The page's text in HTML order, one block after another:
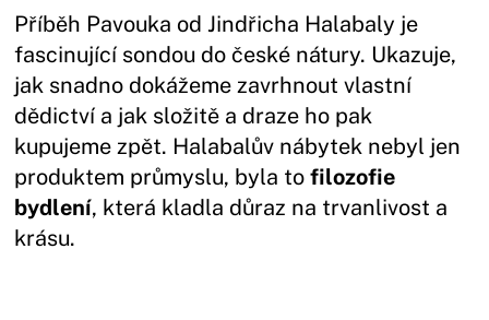
Příběh Pavouka od Jindřicha Halabaly je
fascinující sondou do české nátury. Ukazuje,
jak snadno dokážeme zavrhnout vlastní
dědictví a jak složitě a draze ho pak
kupujeme zpět. Halabalův nábytek nebyl jen
produktem průmyslu, byla tofilozofie
bydlení, která kladla důraz na trvanlivost a
krásu.